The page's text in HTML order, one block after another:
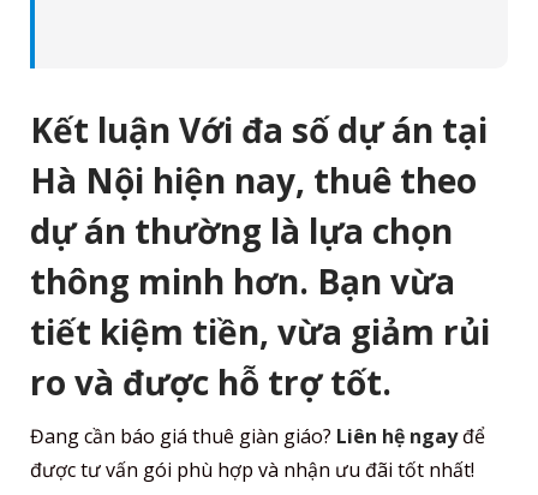
Kết luận Với đa số dự án tại
Hà Nội hiện nay, thuê theo
dự án thường là lựa chọn
thông minh hơn. Bạn vừa
tiết kiệm tiền, vừa giảm rủi
ro và được hỗ trợ tốt.
Đang cần báo giá thuê giàn giáo? Liên hệ ngayđể
được tư vấn gói phù hợp và nhận ưu đãi tốt nhất!